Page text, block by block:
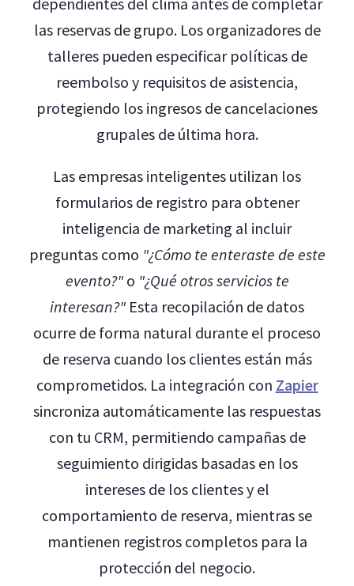
las reservas de grupo. Los organizadores de
talleres pueden especificar políticas de
reembolso y requisitos de asistencia,
protegiendo los ingresos de cancelaciones
grupales de última hora.
Las empresas inteligentes utilizan los
formularios de registro para obtener
inteligencia de marketing al incluir
preguntas como "¿Cómo te enteraste de este
evento?"o "¿Qué otros servicios te
interesan?" Esta recopilación de datos
ocurre de forma natural durante el proceso
de reserva cuando los clientes están más
comprometidos. La integración con Zapier
sincroniza automáticamente las respuestas
con tu CRM, permitiendo campañas de
seguimiento dirigidas basadas en los
intereses de los clientes y el
comportamiento de reserva, mientras se
mantienen registros completos para la
protección del negocio.